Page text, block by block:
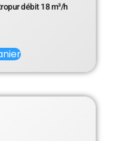
débit 18 m³/h